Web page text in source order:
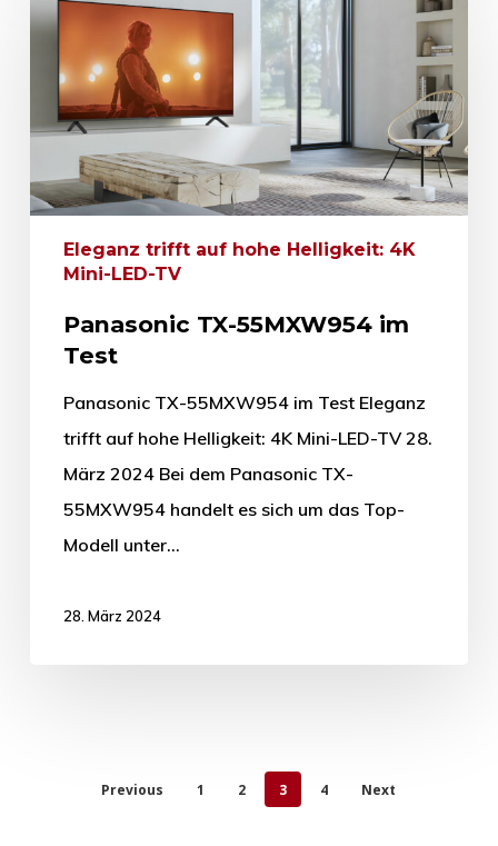
Eleganz trifft auf hohe Helligkeit: 4K
Mini-LED-TV
Panasonic TX-55MXW954 im
Test
Panasonic TX-55MXW954 im Test Eleganz
trifft auf hohe Helligkeit: 4K Mini-LED-TV 28.
März 2024 Bei dem Panasonic TX-
55MXW954 handelt es sich um das Top-
Modell unter…
28. März 2024
Previous 1 2 3 4 Next